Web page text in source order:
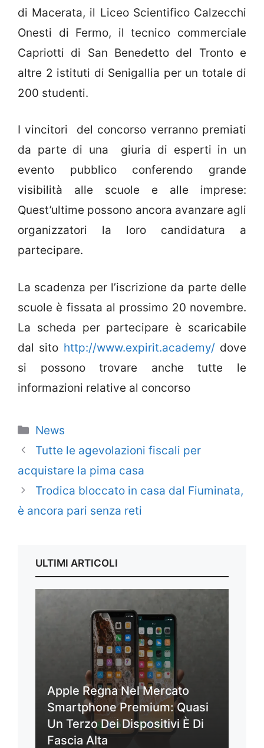
di Macerata, il Liceo Scientifico Calzecchi
Onesti di Fermo, il tecnico commerciale
Capriotti di San Benedetto del Tronto e
altre 2 istituti di Senigallia per un totale di
200 studenti.
I vincitori del concorso verranno premiati
da parte di una giuria di esperti in un
evento pubblico conferendo grande
visibilità alle scuole e alle imprese:
Quest’ultime possono ancora avanzare agli
organizzatori la loro candidatura a
partecipare.
La scadenza per l’iscrizione da parte delle
scuole è fissata al prossimo 20 novembre.
La scheda per partecipare è scaricabile
dal sito http://www.expirit.academy/dove
si possono trovare anche tutte le
informazioni relative al concorso
Categorie
News
Tutte le agevolazioni fiscali per
acquistare la pima casa
Trodica bloccato in casa dal Fiuminata,
è ancora pari senza reti
ULTIMI ARTICOLI
Apple Regna Nel Mercato
Smartphone Premium: Quasi
Un Terzo Dei Dispositivi È Di
Fascia Alta